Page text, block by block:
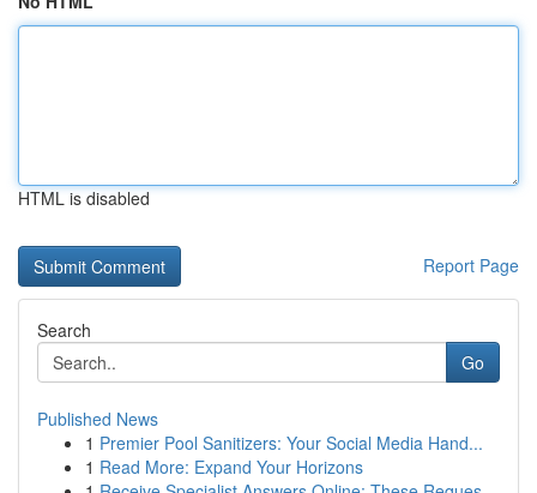
HTML is disabled
Report Page
Search
Go
Published News
1 Premier Pool Sanitizers: Your Social Media Hand...
1 Read More: Expand Your Horizons